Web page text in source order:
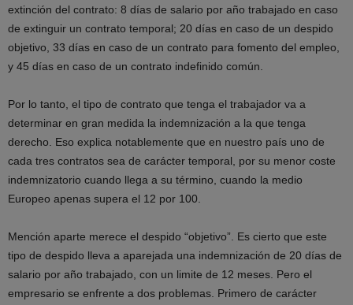
extinción del contrato: 8 días de salario por año trabajado en caso
de extinguir un contrato temporal; 20 días en caso de un despido
objetivo, 33 días en caso de un contrato para fomento del empleo,
y 45 días en caso de un contrato indefinido común.
Por lo tanto, el tipo de contrato que tenga el trabajador va a
determinar en gran medida la indemnización a la que tenga
derecho. Eso explica notablemente que en nuestro país uno de
cada tres contratos sea de carácter temporal, por su menor coste
indemnizatorio cuando llega a su término, cuando la medio
Europeo apenas supera el 12 por 100.
Mención aparte merece el despido “objetivo”. Es cierto que este
tipo de despido lleva a aparejada una indemnización de 20 días de
salario por año trabajado, con un limite de 12 meses. Pero el
empresario se enfrente a dos problemas. Primero de carácter